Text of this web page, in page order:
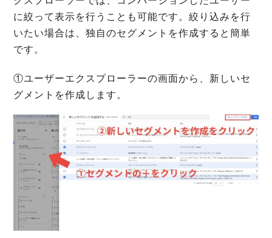
に絞って表示を行うことも可能です。絞り込みを行
いたい場合は、独自のセグメントを作成すると簡単
です。
①ユーザーエクスプローラーの画面から、新しいセ
グメントを作成します。